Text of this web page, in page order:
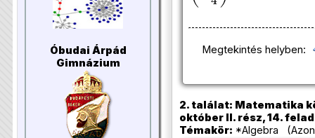
Óbudai Árpád
Gimnázium
Megtekintés helyben:
2. találat: Matematika
október II. rész, 14.
Témakör: *Algebra